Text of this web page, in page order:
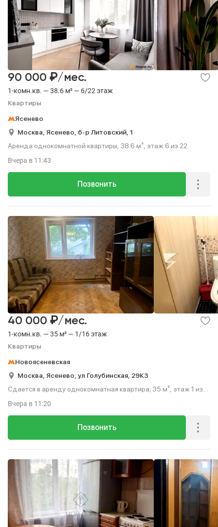
1-комн.кв. — 38.6 м² — 6/22 этаж
Квартиры
90 000 ₽/мес.
Ясенево
Москва, Ясенево, б-р Литовский, 1
Аренда однокомнатной квартиры, 38.6 м², этаж 6 из 22.
Позвонить
Вчера в 11:43
1-комн.кв. — 35 м² — 1/16 этаж
Квартиры
40 000 ₽/мес.
Новоясеневская
Москва, Ясенево, ул Голубинская, 29К3
Сдается в аренду однокомнатная квартира, 35 м², этаж 1 из
Позвонить
Вчера в 11:20